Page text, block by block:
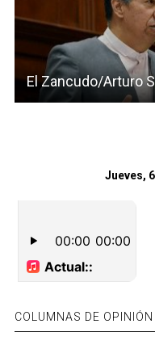
El Zancudo/Arturo
Jueves,
COLUMNAS DE OPINIÓN